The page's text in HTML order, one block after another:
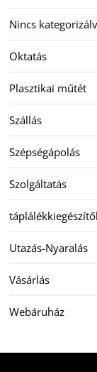
Nincs
Oktatás
Plasztikai műtét
Szállás
Szépségápolás
Szolgáltatás
Utazás-Nyaralás
Vásárlás
Webáruház